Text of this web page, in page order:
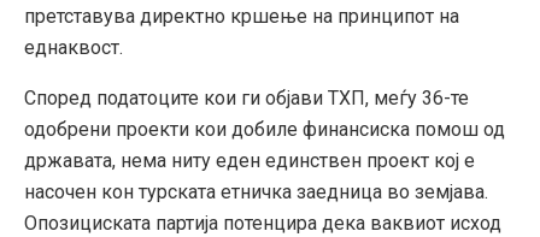
претставува директно кршење на принципот на
еднаквост.
Според податоците кои ги објави ТХП, меѓу 36-те
одобрени проекти кои добиле финансиска помош од
државата, нема ниту еден единствен проект кој е
насочен кон турската етничка заедница во земјава.
Опозициската партија потенцира дека ваквиот исход